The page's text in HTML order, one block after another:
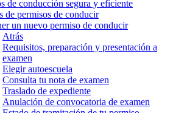
de conducción segura y eficiente
de permisos de conducir
un nuevo permiso de conducir
Atrás
Requisitos, preparación y presentación a
examen
Elegir autoescuela
Consulta tu nota de examen
Traslado de expediente
Anulación de convocatoria de examen